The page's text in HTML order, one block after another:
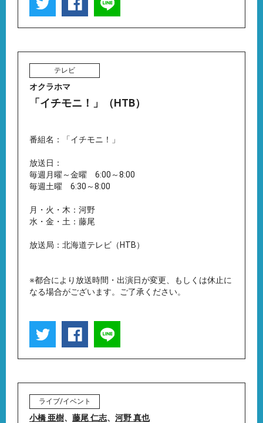
テレビ
オクラホマ
「イチモニ！」（HTB）
番組名：「イチモニ！」
放送日：
毎週月曜～金曜 6:00～8:00
毎週土曜 6:30～8:00
月・火・木：河野
水・金・土：藤尾
放送局：北海道テレビ（HTB）
※都合により放送時間・出演日が変更、もしくは休止に
なる場合がございます。ご了承ください。
ライブ/イベント
小橋 亜樹、 藤尾 仁志、 河野 真也